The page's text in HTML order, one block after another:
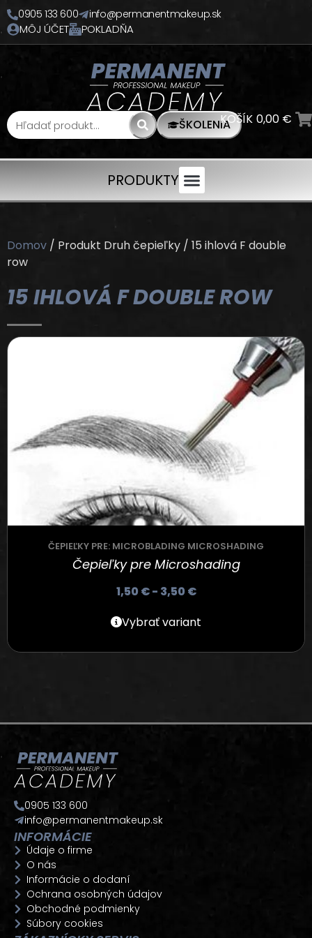
0905 133 600 info@permanentmakeup.sk
MÔJ ÚČET POKLADŇA
ŠKOLENIAKOŠÍK 0,00 €
PRODUKTY
Domov / Produkt Druh čepieľky / 15 ihlová F double
row
15 IHLOVÁ F DOUBLE ROW
ČEPIEĽKY PRE: MICROBLADING MICROSHADING
Čepieľky pre Microshading
1,50€- 3,50€
Vybrať variant
0905 133 600
info@permanentmakeup.sk
INFORMÁCIE
Údaje o firme
O nás
Informácie o dodaní
Ochrana osobných údajov
Obchodné podmienky
Súbory cookies